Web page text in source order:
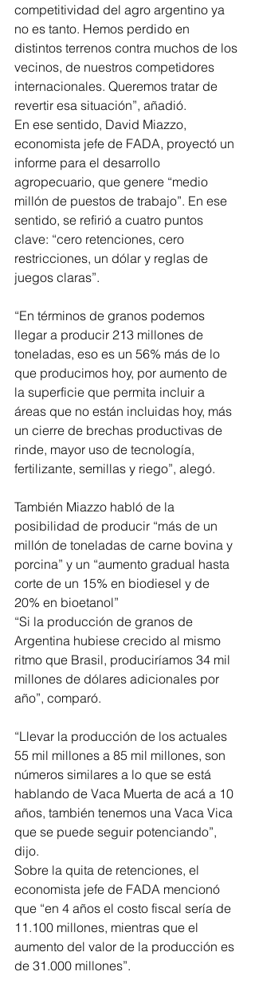
competitividad del agro argentino ya
no es tanto. Hemos perdido en
distintos terrenos contra muchos de los
vecinos, de nuestros competidores
internacionales. Queremos tratar de
revertir esa situación”, añadió.
En ese sentido, David Miazzo,
economista jefe de FADA, proyectó un
informe para el desarrollo
agropecuario, que genere “medio
millón de puestos de trabajo”. En ese
sentido, se refirió a cuatro puntos
clave: “cero retenciones, cero
restricciones, un dólar y reglas de
juegos claras”.
“En términos de granos podemos
llegar a producir 213 millones de
toneladas, eso es un 56% más de lo
que producimos hoy, por aumento de
la superficie que permita incluir a
áreas que no están incluidas hoy, más
un cierre de brechas productivas de
rinde, mayor uso de tecnología,
fertilizante, semillas y riego”, alegó.
También Miazzo habló de la
posibilidad de producir “más de un
millón de toneladas de carne bovina y
porcina” y un “aumento gradual hasta
corte de un 15% en biodiesel y de
20% en bioetanol”
“Si la producción de granos de
Argentina hubiese crecido al mismo
ritmo que Brasil, produciríamos 34 mil
millones de dólares adicionales por
año”, comparó.
“Llevar la producción de los actuales
55 mil millones a 85 mil millones, son
números similares a lo que se está
hablando de Vaca Muerta de acá a 10
años, también tenemos una Vaca Vica
que se puede seguir potenciando”,
dijo.
Sobre la quita de retenciones, el
economista jefe de FADA mencionó
que “en 4 años el costo fiscal sería de
11.100 millones, mientras que el
aumento del valor de la producción es
de 31.000 millones”.